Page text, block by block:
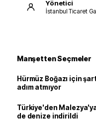
Yönetici
İstanbul Ticaret
Manşetten Seçmeler
Hürmüz Boğazı için
adım atmıyor
Türkiye'den
de denize indirildi